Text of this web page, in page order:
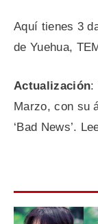
Aquí tienes 3
de Yuehua,
Actualización:
Marzo, con su
‘Bad News’.